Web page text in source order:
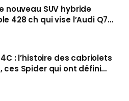
nouveau SUV hybride
428 ch qui vise l’Audi Q7
cet automne
: l’histoire des cabriolets
ces Spider qui ont défini
cheveux au vent